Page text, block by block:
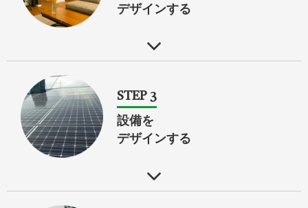
デザインする
STEP 3
設備を
デザインする